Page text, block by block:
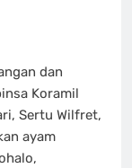
dan
Koramil
Sertu Wilfret,
ayam